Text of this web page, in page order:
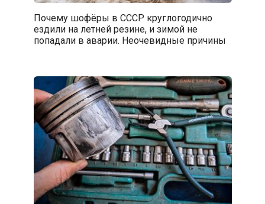
Почему шофёры в СССР круглогодично
ездили на летней резине, и зимой не
попадали в аварии. Неочевидные причины